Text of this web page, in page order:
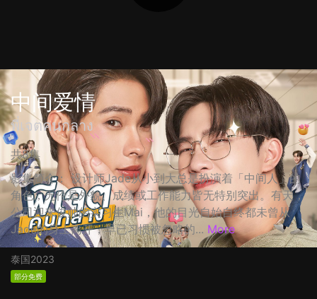
中间爱情
พี่เจตคนกลาง
共8集
影集简介： 设计师Jade从小到大总是扮演着「中间人」的
角色，无伦是外貌、成绩或工作能力皆无特别突出。有天，
公司迎来俊帅的实习生Mai，他的目光自始自终都未曾从
Jade的身上离开，早已习惯被忽略的... More
泰国2023
部分免费